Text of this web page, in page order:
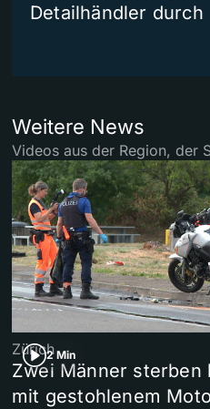
Detailhändler durch
Weitere News
Videos aus der Region, der
2 Min
Zürich
Zwei Männer sterben
mit gestohlenem